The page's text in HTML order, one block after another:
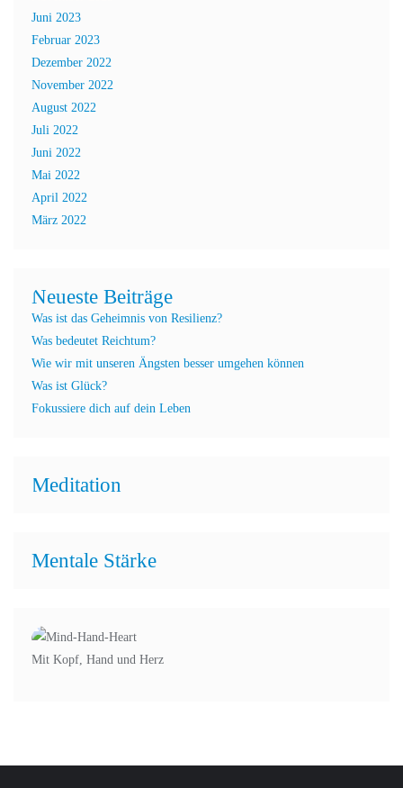
Juni 2023
Februar 2023
Dezember 2022
November 2022
August 2022
Juli 2022
Juni 2022
Mai 2022
April 2022
März 2022
Neueste Beiträge
Was ist das Geheimnis von Resilienz?
Was bedeutet Reichtum?
Wie wir mit unseren Ängsten besser umgehen können
Was ist Glück?
Fokussiere dich auf dein Leben
Meditation
Mentale Stärke
Mit Kopf, Hand und Herz